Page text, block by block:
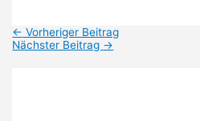
← Vorheriger Beitrag
Nächster Beitrag →